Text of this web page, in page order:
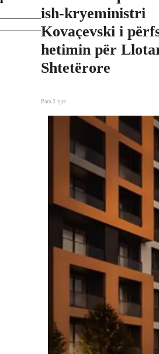
ish-kryeministri
Kovaçevski i
hetimin për
Shtetërore
Para 2 vjet